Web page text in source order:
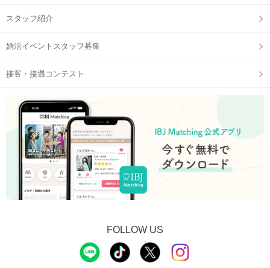
スタッフ紹介
婚活イベントスタッフ募集
接客・接遇コンテスト
FOLLOW US